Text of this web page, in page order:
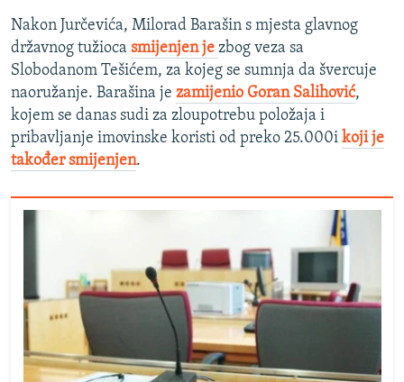
Nakon Jurčevića, Milorad Barašin s mjesta glavnog
državnog tužioca smijenjen je zbog veza sa
Slobodanom Tešićem, za kojeg se sumnja da švercuje
naoružanje. Barašina je zamijenio Goran Salihović,
kojem se danas sudi za zloupotrebu položaja i
pribavljanje imovinske koristi od preko 25.000i koji je
također smijenjen.